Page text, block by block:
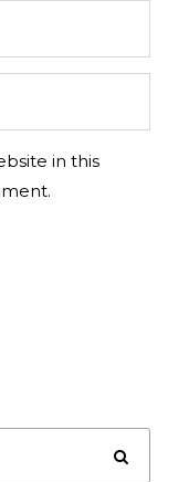
in this